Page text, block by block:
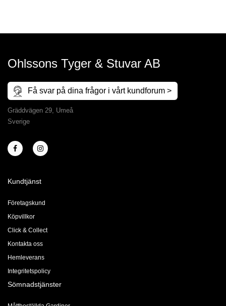
Ohlssons Tyger & Stuvar AB
Få svar på dina frågor i vårt kundforum >
Gräddvägen 29, Umeå
Sverige
Kundtjänst
Företagskund
Köpvillkor
Click & Collect
Kontakta oss
Hemleverans
Integritetspolicy
Sömnadstjänster